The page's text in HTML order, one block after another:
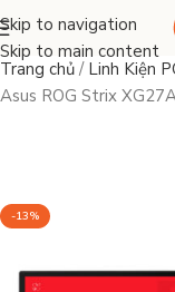
Skip to navigation
Skip to main content
Trang chủ / Linh Kiện
Asus ROG Strix
-13%